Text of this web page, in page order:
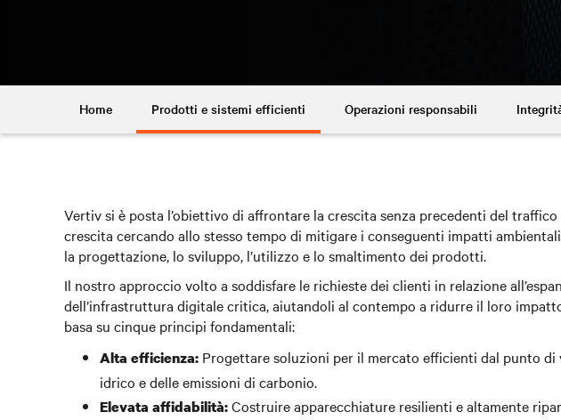
Home Prodotti e sistemi efficienti Operazioni responsabili
Vertiv si è posta l’obiettivo di affrontare la crescita senza precedenti del
crescita cercando allo stesso tempo di mitigare i conseguenti impatti
la progettazione, lo sviluppo, l’utilizzo e lo smaltimento dei prodotti.
Il nostro approccio volto a soddisfare le richieste dei clienti in relazione
dell’infrastruttura digitale critica, aiutandoli al contempo a ridurre il loro
basa su cinque principi fondamentali:
Alta efficienza: Progettare soluzioni per il mercato efficienti dal punto di
idrico e delle emissioni di carbonio.
Elevata affidabilità:Costruire apparecchiature resilienti e altamente